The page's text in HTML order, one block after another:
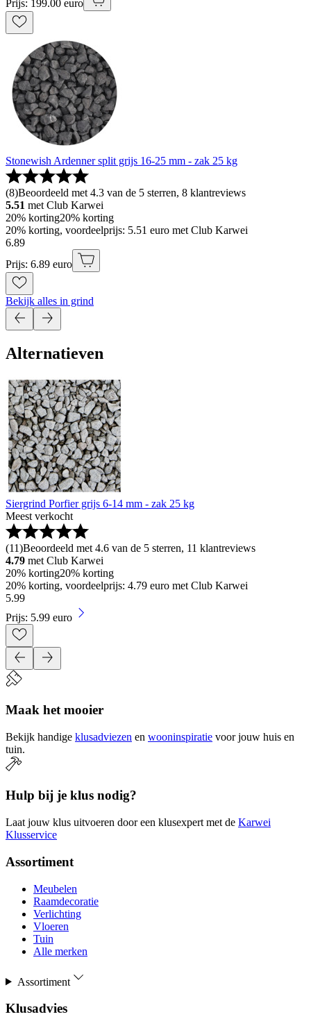
Prijs: 199.00 euro
Stonewish Ardenner split grijs 16-25 mm - zak 25 kg
(8)Beoordeeld met 4.3 van de 5 sterren, 8 klantreviews
5.51 met Club Karwei
20% korting20% korting
20% korting, voordeelprijs: 5.51 euro met Club Karwei
6.89
Prijs: 6.89 euro
Bekijk alles in grind
Alternatieven
Siergrind Porfier grijs 6-14 mm - zak 25 kg
Meest verkocht
(11)Beoordeeld met 4.6 van de 5 sterren, 11 klantreviews
4.79 met Club Karwei
20% korting20% korting
20% korting, voordeelprijs: 4.79 euro met Club Karwei
5.99
Prijs: 5.99 euro
Maak het mooier
Bekijk handige klusadviezen en wooninspiratie voor jouw huis en
tuin.
Hulp bij je klus nodig?
Laat jouw klus uitvoeren door een klusexpert met de Karwei
Klusservice
Assortiment
Meubelen
Raamdecoratie
Verlichting
Vloeren
Tuin
Alle merken
Assortiment
Klusadvies